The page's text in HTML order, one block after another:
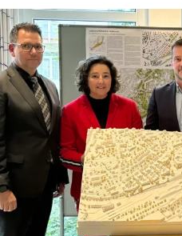
» Sport
» Wirtschaft
Werbung
Datenschutz
Impressum